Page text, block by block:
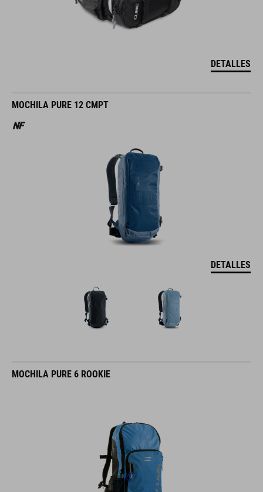
DETALLES
MOCHILA PURE 12 CMPT
DETALLES
MOCHILA PURE 6 ROOKIE